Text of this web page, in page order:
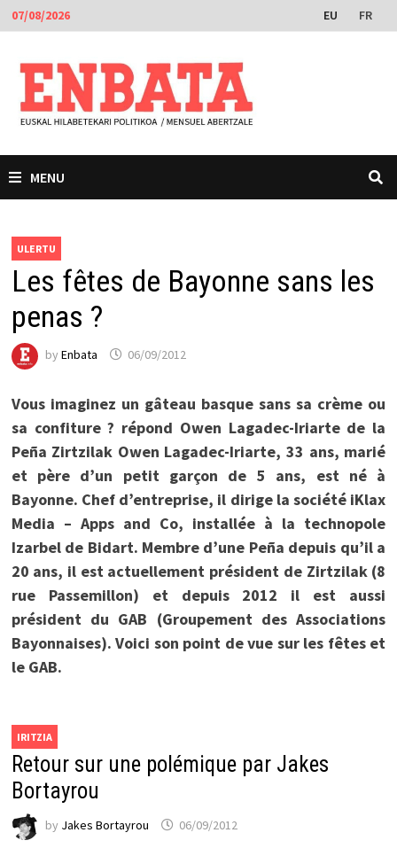
Skip
to
content
07/08/2026 EU FR
MENU
ULERTU
Les fêtes de Bayonne sans les
penas ?
by Enbata 06/09/2012
Vous imaginez un gâteau basque sans sa crème ou
sa confiture ? répond Owen Lagadec-Iriarte de la
Peña Zirtzilak Owen Lagadec-Iriarte, 33 ans, marié
et père d’un petit garçon de 5 ans, est né à
Bayonne. Chef d’entreprise, il dirige la société iKlax
Media – Apps and Co, installée à la technopole
Izarbel de Bidart. Membre d’une Peña depuis qu’il a
20 ans, il est actuellement président de Zirtzilak (8
rue Passemillon) et depuis 2012 il est aussi
président du GAB (Groupement des Associations
Bayonnaises). Voici son point de vue sur les fêtes et
le GAB.
IRITZIA
Retour sur une polémique par Jakes
Bortayrou
by Jakes Bortayrou 06/09/2012